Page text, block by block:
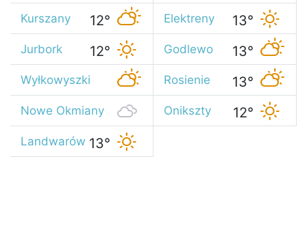
Kurszany 12° Elektreny 13°
Jurbork 12° Godlewo 13°
Wyłkowyszki
13°
Rosienie 13°
Nowe Okmiany
14°
Onikszty 12°
Landwarów 13°